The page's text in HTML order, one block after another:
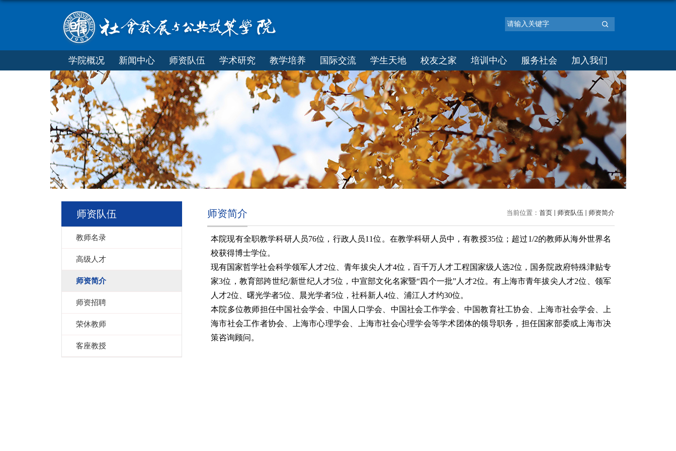
学院概况 新闻中心 师资队伍 学术研究 教学培养 国际交流 学生天地 校友之家 培训中心 服务社会 加入我们
师资队伍
教师名录
高级人才
师资简介
师资招聘
荣休教师
客座教授
当前位置： 首页 师资队伍 师资简介
师资简介
本院现有全职教学科研人员76位，行政人员11位。在教学科研人员中，有教授35位；超过1/2的教师从海外世界名
校获得博士学位。
现有国家哲学社会科学领军人才2位、青年拔尖人才4位，百千万人才工程国家级人选2位，国务院政府特殊津贴专
家3位，教育部跨世纪/新世纪人才5位，中宣部文化名家暨“四个一批”人才2位。有上海市青年拔尖人才2位、领军
人才2位 、曙光学者5位、晨光学者5位，社科新人 4位、浦江人才约30位。
本院多位教师担任中国社会学会、中国人口学会、中国社会工作学会、中国教育社工协会、上海市社会学会、上
海市社会工作者协会、上海市心理学会、上海市社会心理学会等学术团体的领导职务，担任国家部委或上海市决
策咨询顾问。